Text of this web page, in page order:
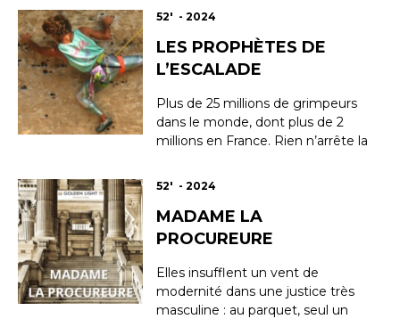
52' - 2024
LES PROPHÈTES DE
L’ESCALADE
Plus de 25 millions de grimpeurs
dans le monde, dont plus de 2
millions en France. Rien n’arrête la
une discipline olympique en 2020.
performance et rêve d’égalité, le
film part à la rencontre des
52' - 2024
MADAME LA
PROCUREURE
Elles insufflent un vent de
modernité dans une justice très
masculine : au parquet, seul un